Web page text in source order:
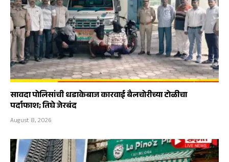
सावदा पोलिसांची धडाकेबाज कारवाई बैलचोरीच्या टोळीचा
पर्दाफाश; तिघे जेरबंद
August 8, 2026